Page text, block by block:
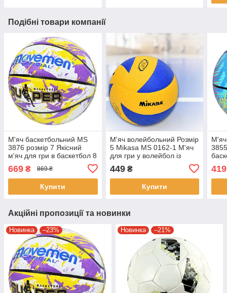
Подібні товари компанії
М'яч баскетбольний MS
3876 розмір 7 Якісний
м'яч для гри в баскетбол 8
669 ₴ 869 ₴
Купити
М'яч волейбольний Розмір
5 Mikasa MS 0162-1 М'яч
для гри у волейбол із
449₴
Купити
М'яч
419
Акційні пропозиції та новинки
Новинка –23% Новинка –21%